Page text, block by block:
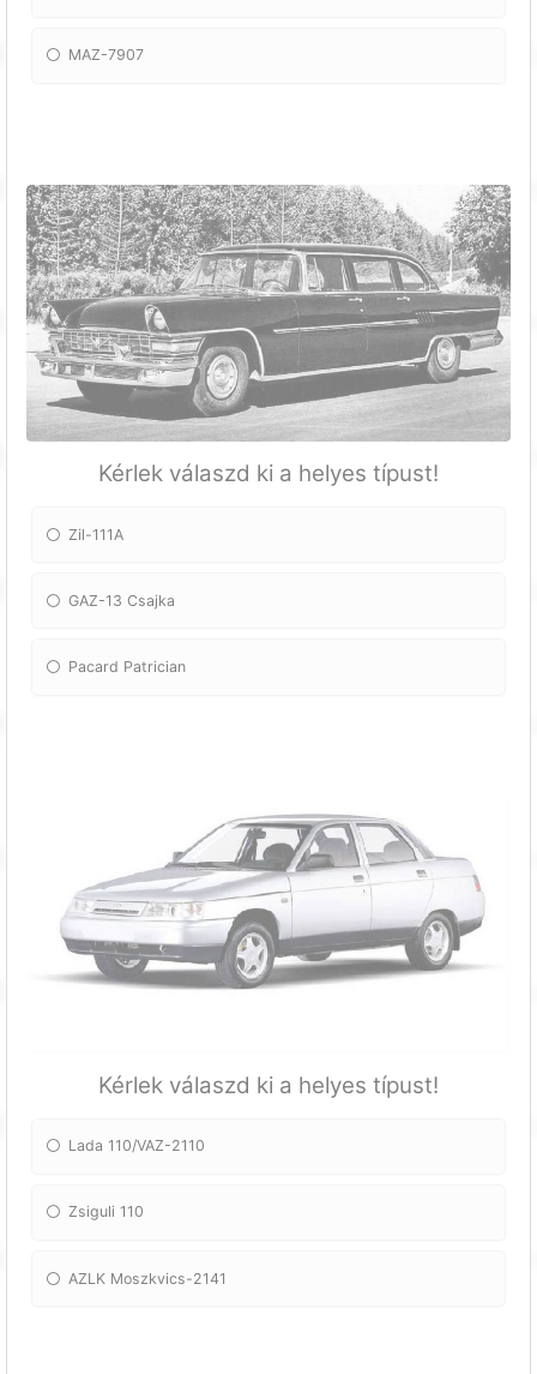
MAZ-7907
Kérlek válaszd ki a helyes típust!
Zil-111A
GAZ-13 Csajka
Pacard Patrician
Kérlek válaszd ki a helyes típust!
Lada 110/VAZ-2110
Zsiguli 110
AZLK Moszkvics-2141